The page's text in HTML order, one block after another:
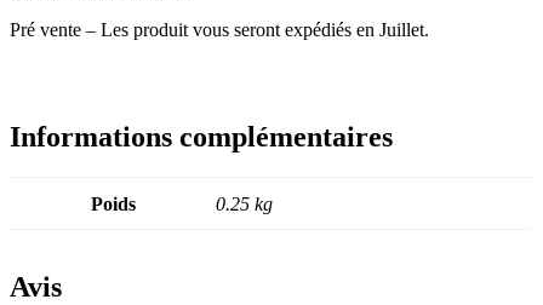
Pré vente – Les produit vous seront expédiés en Juillet.
Informations complémentaires
Poids 0.25 kg
Avis